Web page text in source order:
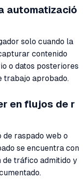
automatizació
solo cuando la
contenido
o datos posteriores
trabajo aprobado.
en flujos de r
de raspado web o
se encuentra con
de tráfico admitido y